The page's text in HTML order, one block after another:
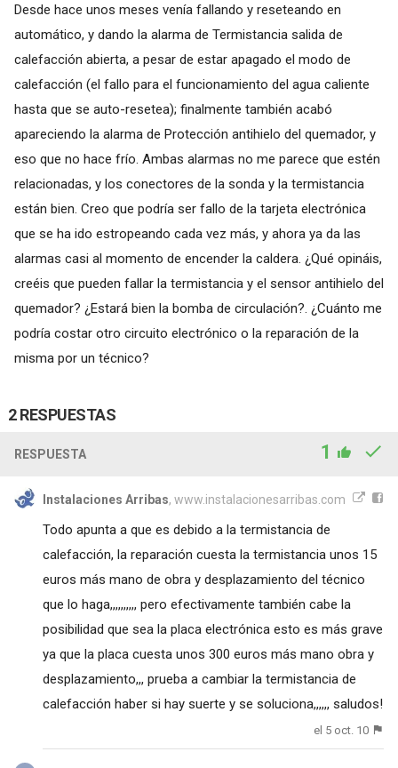
Desde hace unos meses venía fallando y reseteando en
automático, y dando la alarma de Termistancia salida de
calefacción abierta, a pesar de estar apagado el modo de
calefacción (el fallo para el funcionamiento del agua caliente
hasta que se auto-resetea); finalmente también acabó
apareciendo la alarma de Protección antihielo del quemador, y
eso que no hace frío. Ambas alarmas no me parece que estén
relacionadas, y los conectores de la sonda y la termistancia
están bien. Creo que podría ser fallo de la tarjeta electrónica
que se ha ido estropeando cada vez más, y ahora ya da las
alarmas casi al momento de encender la caldera. ¿Qué opináis,
creéis que pueden fallar la termistancia y el sensor antihielo del
quemador? ¿Estará bien la bomba de circulación?. ¿Cuánto me
podría costar otro circuito electrónico o la reparación de la
misma por un técnico?
2 RESPUESTAS
RESPUESTA 1
Instalaciones Arribas, www.instalacionesarribas.com
Todo apunta a que es debido a la termistancia de
calefacción, la reparación cuesta la termistancia unos 15
euros más mano de obra y desplazamiento del técnico
que lo haga,,,,,,,,,, pero efectivamente también cabe la
posibilidad que sea la placa electrónica esto es más grave
ya que la placa cuesta unos 300 euros más mano obra y
desplazamiento,,, prueba a cambiar la termistancia de
calefacción haber si hay suerte y se soluciona,,,,,, saludos!
el 5 oct. 10